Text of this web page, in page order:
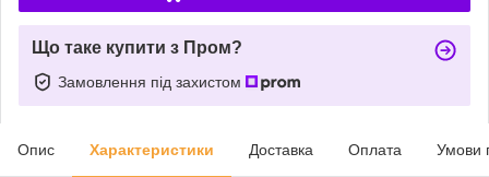
Що таке купити з Пром?
Замовлення під захистом
Опис Характеристики Доставка Оплата Умови